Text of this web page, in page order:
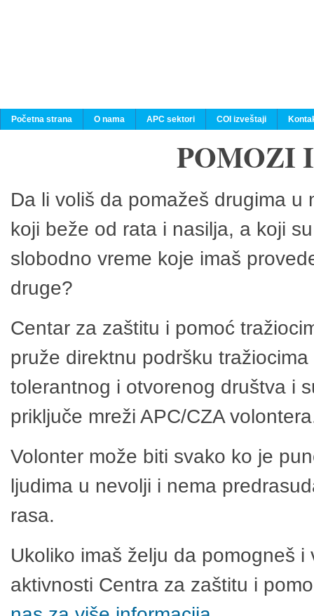
Početna strana O nama APC sektori COI izveštaji
POMOZI
Da li voliš da pomažeš drugima
koji beže od rata i nasilja, a koji
slobodno vreme koje imaš
druge?
Centar za zaštitu i pomoć
pruže direktnu podršku
tolerantnog i otvorenog društva i
priključe mreži APC/CZA
Volonter može biti svako ko je
ljudima u nevolji i nema
rasa.
Ukoliko imaš želju da pomogneš
aktivnosti Centra za zaštitu i